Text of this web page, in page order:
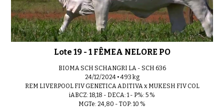
Lote 19 - 1 FÊMEA NELORE PO
BIOMA SCH SCHANGRI LA - SCH 636
24/12/2024 • 493 kg
REM LIVERPOOL FIV GENETICA ADITIVA x MUKESH FIV COL
iABCZ: 18,18 - DECA: 1 - P%: 5 %
MGTe: 24,80 - TOP: 10 %